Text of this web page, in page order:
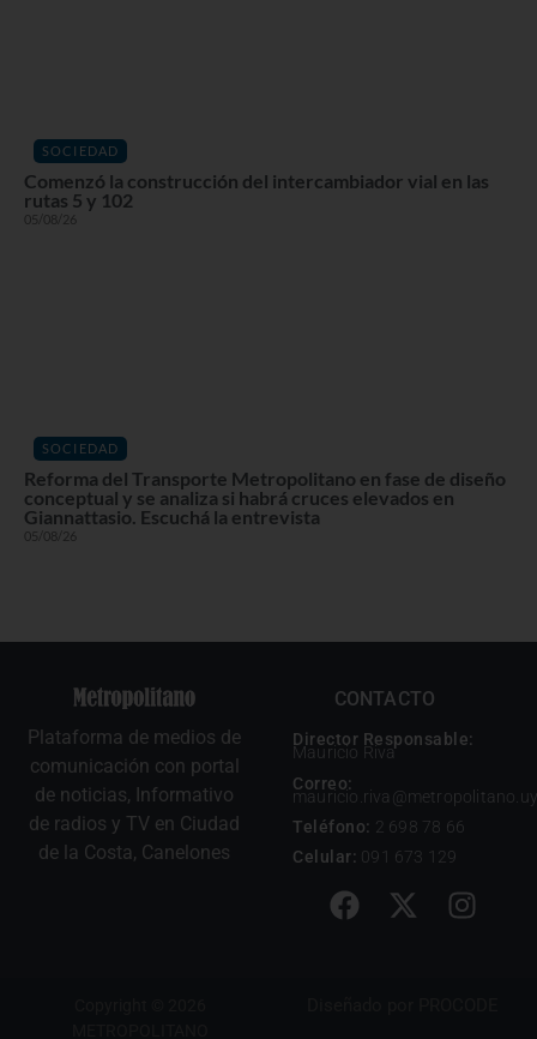
SOCIEDAD
Comenzó la construcción del intercambiador vial en las
rutas 5 y 102
05/08/26
SOCIEDAD
Reforma del Transporte Metropolitano en fase de diseño
conceptual y se analiza si habrá cruces elevados en
Giannattasio. Escuchá la entrevista
05/08/26
Plataforma de medios de
comunicación con portal
de noticias, Informativo
de radios y TV en Ciudad
de la Costa, Canelones
CONTACTO
Director Responsable:
Mauricio Riva
Correo:
mauricio.riva@metropolitano.uy
Teléfono: 2 698 78 66
Celular: 091 673 129